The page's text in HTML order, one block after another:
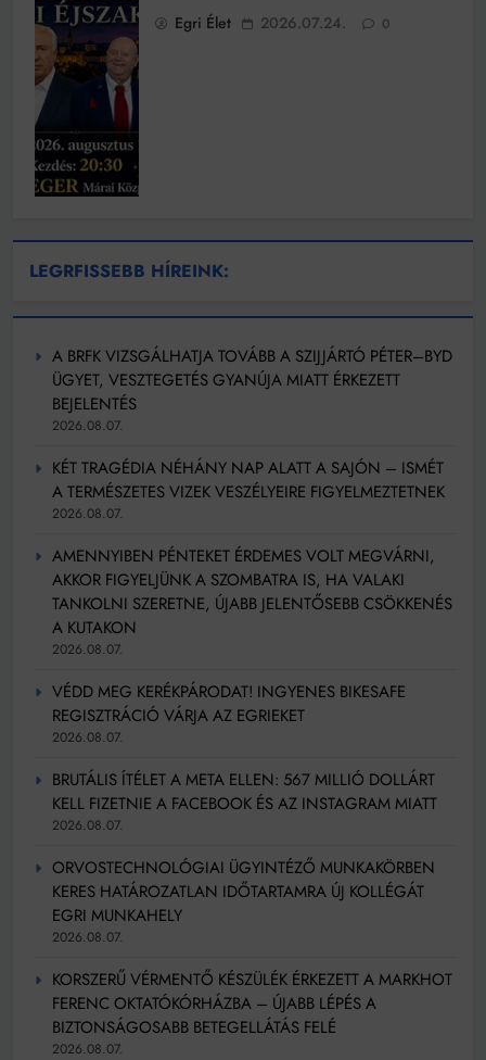
Egri Élet 2026.07.24. 0
LEGRFISSEBB HÍREINK:
A BRFK VIZSGÁLHATJA TOVÁBB A SZIJJÁRTÓ PÉTER–BYD
ÜGYET, VESZTEGETÉS GYANÚJA MIATT ÉRKEZETT
BEJELENTÉS
2026.08.07.
KÉT TRAGÉDIA NÉHÁNY NAP ALATT A SAJÓN – ISMÉT
A TERMÉSZETES VIZEK VESZÉLYEIRE FIGYELMEZTETNEK
2026.08.07.
AMENNYIBEN PÉNTEKET ÉRDEMES VOLT MEGVÁRNI,
AKKOR FIGYELJÜNK A SZOMBATRA IS, HA VALAKI
TANKOLNI SZERETNE, ÚJABB JELENTŐSEBB CSÖKKENÉS
A KUTAKON
2026.08.07.
VÉDD MEG KERÉKPÁRODAT! INGYENES BIKESAFE
REGISZTRÁCIÓ VÁRJA AZ EGRIEKET
2026.08.07.
BRUTÁLIS ÍTÉLET A META ELLEN: 567 MILLIÓ DOLLÁRT
KELL FIZETNIE A FACEBOOK ÉS AZ INSTAGRAM MIATT
2026.08.07.
ORVOSTECHNOLÓGIAI ÜGYINTÉZŐ MUNKAKÖRBEN
KERES HATÁROZATLAN IDŐTARTAMRA ÚJ KOLLÉGÁT
EGRI MUNKAHELY
2026.08.07.
KORSZERŰ VÉRMENTŐ KÉSZÜLÉK ÉRKEZETT A MARKHOT
FERENC OKTATÓKÓRHÁZBA – ÚJABB LÉPÉS A
BIZTONSÁGOSABB BETEGELLÁTÁS FELÉ
2026.08.07.